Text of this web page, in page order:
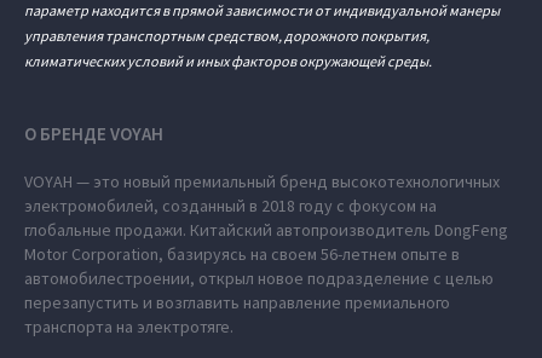
параметр находится в прямой зависимости от индивидуальной манеры
управления транспортным средством, дорожного покрытия,
климатических условий и иных факторов окружающей среды.
О БРЕНДЕ VOYAH
VOYAH — это новый премиальный бренд высокотехнологичных
электромобилей, созданный в 2018 году с фокусом на
глобальные продажи. Китайский автопроизводитель DongFeng
Motor Corporation, базируясь на своем 56-летнем опыте в
автомобилестроении, открыл новое подразделение с целью
перезапустить и возглавить направление премиального
транспорта на электротяге.